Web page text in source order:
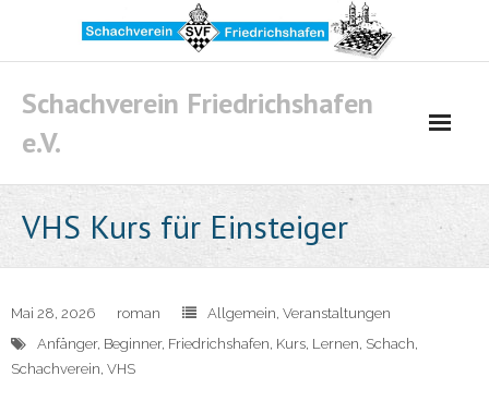
content
Schachverein Friedrichshafen
e.V.
VHS Kurs für Einsteiger
Mai 28, 2026 roman Allgemein, Veranstaltungen
Anfänger, Beginner, Friedrichshafen, Kurs, Lernen, Schach,
Schachverein, VHS